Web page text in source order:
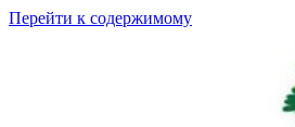
Перейти к содержимому